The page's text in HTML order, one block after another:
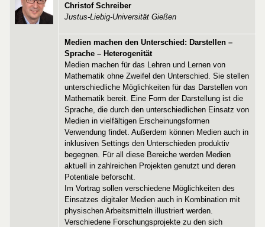
Christof Schreiber
Justus-Liebig-Universität Gießen
Medien machen den Unterschied: Darstellen –
Sprache – Heterogenität
Medien machen für das Lehren und Lernen von
Mathematik ohne Zweifel den Unterschied. Sie stellen
unterschiedliche Möglichkeiten für das Darstellen von
Mathematik bereit. Eine Form der Darstellung ist die
Sprache, die durch den unterschiedlichen Einsatz von
Medien in vielfältigen Erscheinungsformen
Verwendung findet. Außerdem können Medien auch in
inklusiven Settings den Unterschieden produktiv
begegnen. Für all diese Bereiche werden Medien
aktuell in zahlreichen Projekten genutzt und deren
Potentiale beforscht.
Im Vortrag sollen verschiedene Möglichkeiten des
Einsatzes digitaler Medien auch in Kombination mit
physischen Arbeitsmitteln illustriert werden.
Verschiedene Forschungsprojekte zu den sich